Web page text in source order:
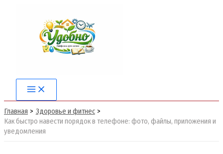
содержимому
Main
Menu
Главная
Здоровье и фитнес
Как быстро навести порядок в телефоне: фото, файлы, приложения и
уведомления